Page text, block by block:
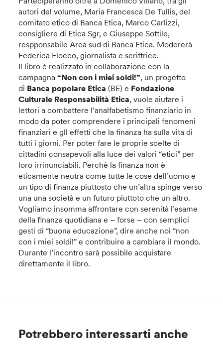
autori del volume, Maria Francesca De Tullis, del
comitato etico di Banca Etica, Marco Carlizzi,
consigliere di Etica Sgr, e Giuseppe Sottile,
respponsabile Area sud di Banca Etica. Modererà
Federica Flocco, giornalista e scrittrice.
Il libro è realizzato in collaborazione con la
campagna“Non con i miei soldi!”, un progetto
di Banca popolare Etica (BE) e Fondazione
Culturale Responsabilità Etica, vuole aiutare i
lettori a combattere l’analfabetismo finanziario in
modo da poter comprendere i principali fenomeni
finanziari e gll effetti che la finanza ha sulla vita di
tutti i giorni. Per poter fare le proprie scelte di
cittadini consapevoli alla luce dei valori “etici” per
loro irrinunciabili. Perchè la finanza non è
eticamente neutra come tutte le cose dell’uomo e
un tipo di finanza piuttosto che un’altra spinge verso
una una società e un futuro piuttoto che un altro.
Vogliamo insomma affrontare con serenità l’esame
della finanza quotidiana e – forse – con semplici
gesti di “buona educazione”, dire anche noi “non
con i miei soldi!” e contribuire a cambiare il mondo.
Durante l’incontro sarà possibile acquistare
direttamente il libro.
Potrebbero interessarti anche